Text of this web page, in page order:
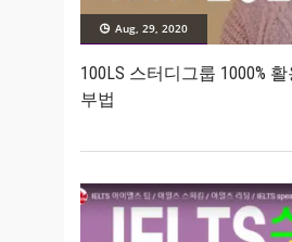
Aug, 29, 2020
100LS 스터디그룹 1000%
부법